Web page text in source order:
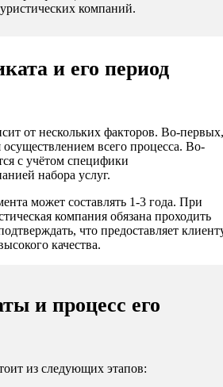
компаний.
и его период
от нескольких факторов. Во-первых,
осуществлением всего процесса. Во-
с учётом специфики
набора услуг.
может составлять 1-3 года. При
компания обязана проходить
что предоставляет
качества.
и процесс его
из следующих этапов: